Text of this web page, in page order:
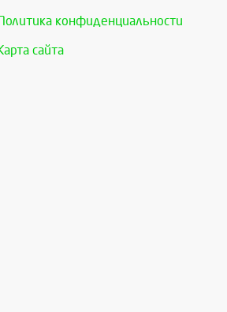
конфиденциальности
сайта